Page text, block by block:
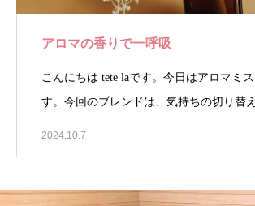
アロマの香りで一呼吸
こんにちは tete laです。今日はアロマミ
す。今回のブレンドは、気持ちの切り替
2024.10.7